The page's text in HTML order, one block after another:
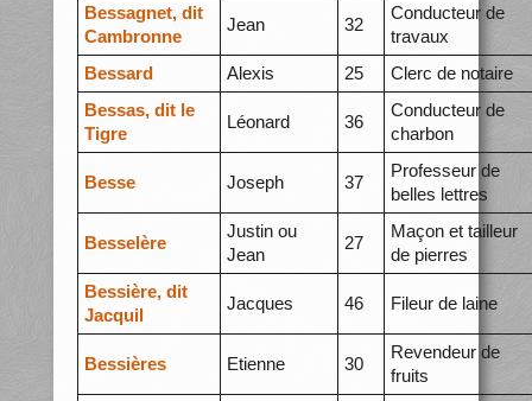
Bessagnet, dit
Cambronne
Jean 32
Conducteur de
travaux
Bessard
Alexis 25
Clerc de notaire
Bessas, dit le
Tigre
Léonard 36
Conducteur de
charbon
Besse Joseph 37
Professeur de
belles lettres
Besselère
Justin ou
Jean
27
Maçon et tailleur
de pierres
Bessière, dit
Jacquil
Jacques 46 Fileur de laine
Bessières Etienne 30
Revendeur de
fruits